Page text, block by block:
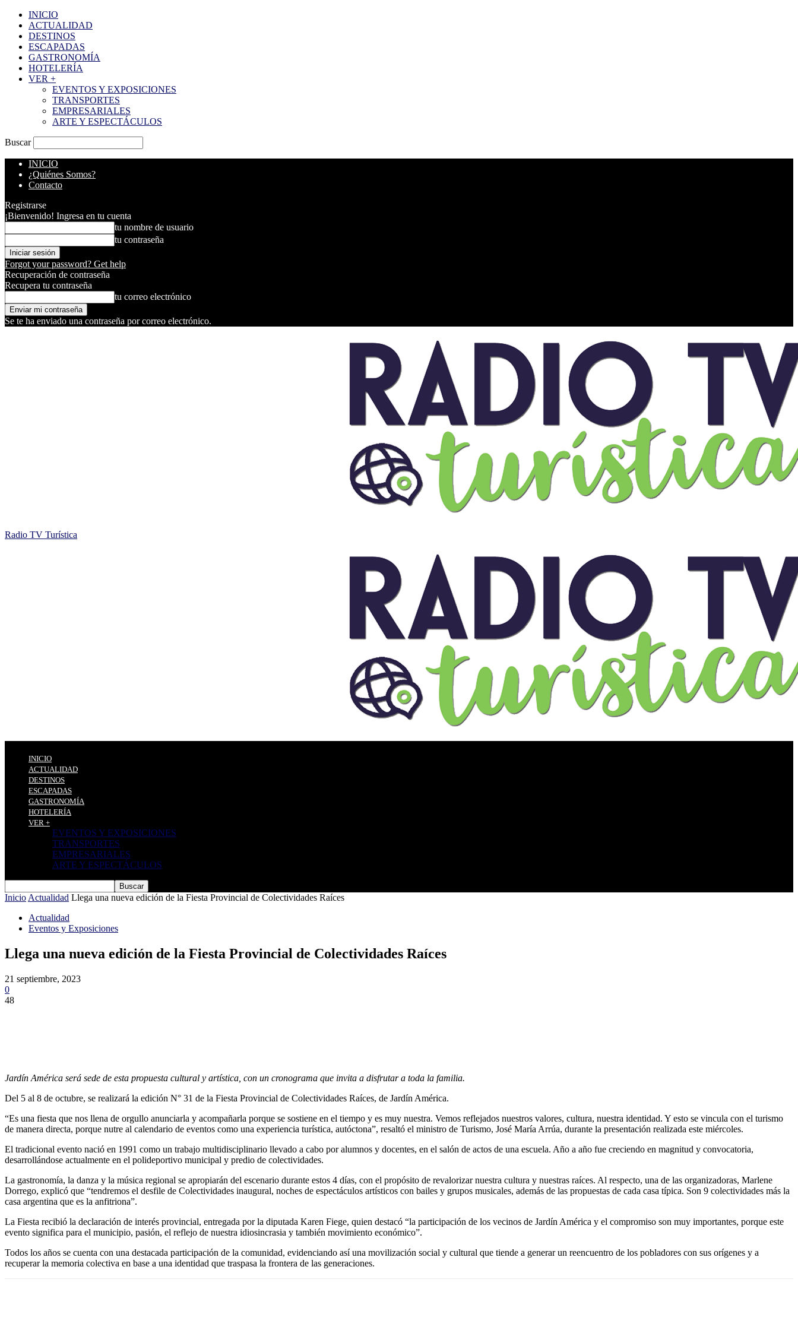
INICIO
ACTUALIDAD
DESTINOS
ESCAPADAS
GASTRONOMÍA
HOTELERÍA
VER +
EVENTOS Y EXPOSICIONES
TRANSPORTES
EMPRESARIALES
ARTE Y ESPECTÁCULOS
Buscar
INICIO
¿Quiénes Somos?
Contacto
Registrarse
¡Bienvenido! Ingresa en tu cuenta
tu nombre de usuario
tu contraseña
Forgot your password? Get help
Recuperación de contraseña
Recupera tu contraseña
tu correo electrónico
Se te ha enviado una contraseña por correo electrónico.
Radio TV Turística
INICIO
ACTUALIDAD
DESTINOS
ESCAPADAS
GASTRONOMÍA
HOTELERÍA
VER +
EVENTOS Y EXPOSICIONES
TRANSPORTES
EMPRESARIALES
ARTE Y ESPECTÁCULOS
Inicio Actualidad Llega una nueva edición de la Fiesta Provincial de Colectividades Raíces
Actualidad
Eventos y Exposiciones
Llega una nueva edición de la Fiesta Provincial de Colectividades Raíces
21 septiembre, 2023
0
48
Jardín América será sede de esta propuesta cultural y artística, con un cronograma que invita a disfrutar a toda la familia.
Del 5 al 8 de octubre, se realizará la edición N° 31 de la Fiesta Provincial de Colectividades Raíces, de Jardín América.
“Es una fiesta que nos llena de orgullo anunciarla y acompañarla porque se sostiene en el tiempo y es muy nuestra. Vemos reflejados nuestros valores, cultura, nuestra identidad. Y esto se vincula con el turismo
de manera directa, porque nutre al calendario de eventos como una experiencia turística, autóctona”, resaltó el ministro de Turismo, José María Arrúa, durante la presentación realizada este miércoles.
El tradicional evento nació en 1991 como un trabajo multidisciplinario llevado a cabo por alumnos y docentes, en el salón de actos de una escuela. Año a año fue creciendo en magnitud y convocatoria,
desarrollándose actualmente en el polideportivo municipal y predio de colectividades.
La gastronomía, la danza y la música regional se apropiarán del escenario durante estos 4 días, con el propósito de revalorizar nuestra cultura y nuestras raíces. Al respecto, una de las organizadoras, Marlene
Dorrego, explicó que “tendremos el desfile de Colectividades inaugural, noches de espectáculos artísticos con bailes y grupos musicales, además de las propuestas de cada casa típica. Son 9 colectividades más la
casa argentina que es la anfitriona”.
La Fiesta recibió la declaración de interés provincial, entregada por la diputada Karen Fiege, quien destacó “la participación de los vecinos de Jardín América y el compromiso son muy importantes, porque este
evento significa para el municipio, pasión, el reflejo de nuestra idiosincrasia y también movimiento económico”.
Todos los años se cuenta con una destacada participación de la comunidad, evidenciando así una movilización social y cultural que tiende a generar un reencuentro de los pobladores con sus orígenes y a
recuperar la memoria colectiva en base a una identidad que traspasa la frontera de las generaciones.